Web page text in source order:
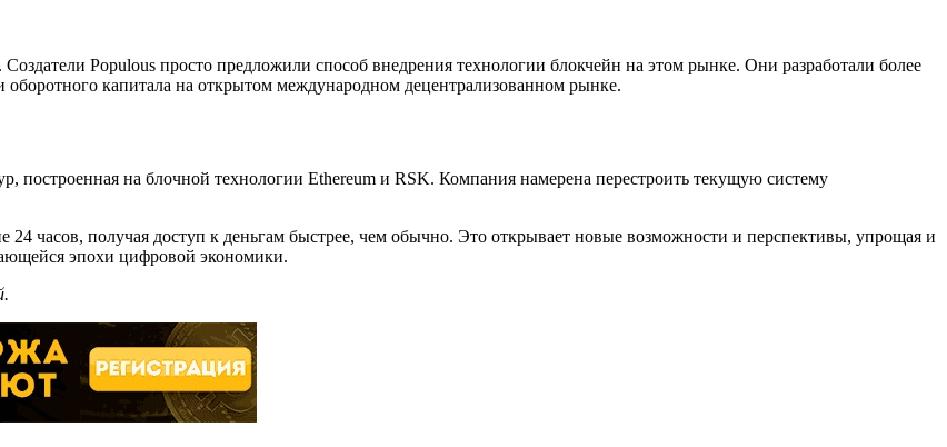
Populous просто предложили способ внедрения технологии блокчейн на этом рынке. Они разработали более
капитала на открытом международном децентрализованном рынке.
построенная на блочной технологии Ethereum и RSK. Компания намерена перестроить текущую систему
24 часов, получая доступ к деньгам быстрее, чем обычно. Это открывает новые возможности и перспективы, упрощая и
эпохи цифровой экономики.